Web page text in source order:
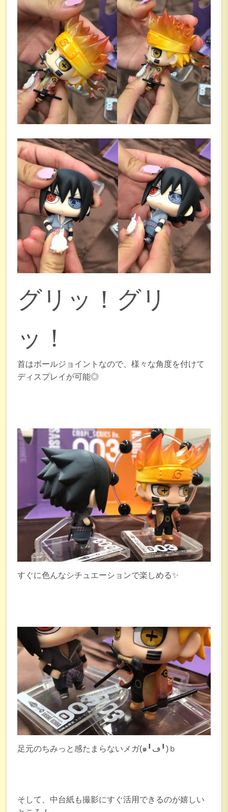
グリッ！グリ
ッ！
首はボールジョイントなので、様々な角度を付けて
ディスプレイが可能◎
すぐに色んなシチュエーションで楽しめる✨
足元のちみっと感たまらないメガ(๑╹ڡ╹)ｂ
そして、中台紙も撮影にすぐ活用できるのが嬉しい